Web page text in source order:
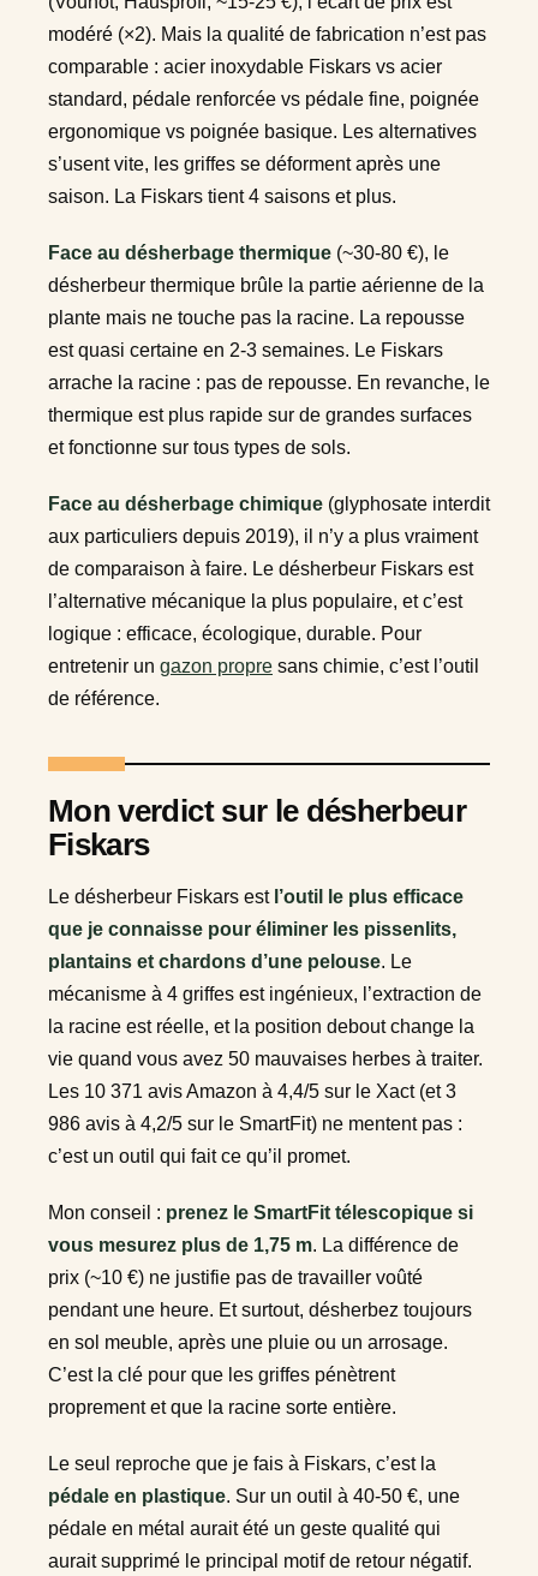
modéré (×2). Mais la qualité de fabrication n’est pas
comparable : acier inoxydable Fiskars vs acier
standard, pédale renforcée vs pédale fine, poignée
ergonomique vs poignée basique. Les alternatives
s’usent vite, les griffes se déforment après une
saison. La Fiskars tient 4 saisons et plus.
Face au désherbage thermique (~30-80 €), le
désherbeur thermique brûle la partie aérienne de la
plante mais ne touche pas la racine. La repousse
est quasi certaine en 2-3 semaines. Le Fiskars
arrache la racine : pas de repousse. En revanche, le
thermique est plus rapide sur de grandes surfaces
et fonctionne sur tous types de sols.
Face au désherbage chimique (glyphosate interdit
aux particuliers depuis 2019), il n’y a plus vraiment
de comparaison à faire. Le désherbeur Fiskars est
l’alternative mécanique la plus populaire, et c’est
logique : efficace, écologique, durable. Pour
entretenir un gazon propre sans chimie, c’est l’outil
de référence.
Mon verdict sur le désherbeur
Fiskars
Le désherbeur Fiskars est l’outil le plus efficace
que je connaisse pour éliminer les pissenlits,
plantains et chardons d’une pelouse. Le
mécanisme à 4 griffes est ingénieux, l’extraction de
la racine est réelle, et la position debout change la
vie quand vous avez 50 mauvaises herbes à traiter.
Les 10 371 avis Amazon à 4,4/5 sur le Xact (et 3
986 avis à 4,2/5 sur le SmartFit) ne mentent pas :
c’est un outil qui fait ce qu’il promet.
Mon conseil : prenez le SmartFit télescopique si
vous mesurez plus de 1,75 m. La différence de
prix (~10 €) ne justifie pas de travailler voûté
pendant une heure. Et surtout, désherbez toujours
en sol meuble, après une pluie ou un arrosage.
C’est la clé pour que les griffes pénètrent
proprement et que la racine sorte entière.
Le seul reproche que je fais à Fiskars, c’est la
pédale en plastique. Sur un outil à 40-50 €, une
pédale en métal aurait été un geste qualité qui
aurait supprimé le principal motif de retour négatif.